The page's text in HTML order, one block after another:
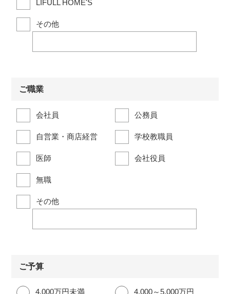
LIFULL HOME'S
その他
ご職業
会社員 公務員
自営業・商店経営 学校教職員
医師 会社役員
無職
その他
ご予算
4,000万円未満 4,000～5,000万円